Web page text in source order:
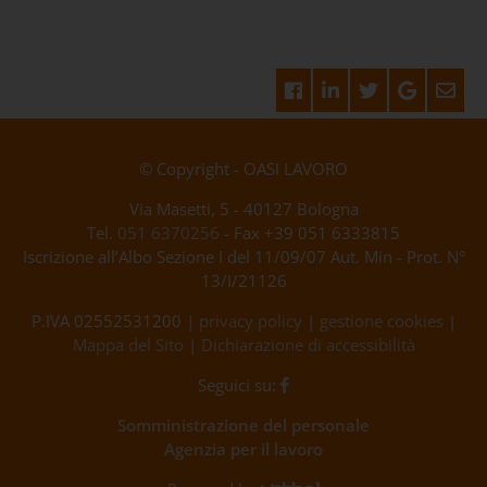
© Copyright - OASI LAVORO
Via Masetti, 5 - 40127 Bologna
Tel. 051 6370256 - Fax +39 051 6333815
Iscrizione all’Albo Sezione I del 11/09/07 Aut. Min - Prot. N°
13/I/21126
P.IVA 02552531200 | privacy policy | gestione cookies |
Mappa del Sito | Dichiarazione di accessibilità
Seguici su:
Somministrazione del personale
Agenzia per il lavoro